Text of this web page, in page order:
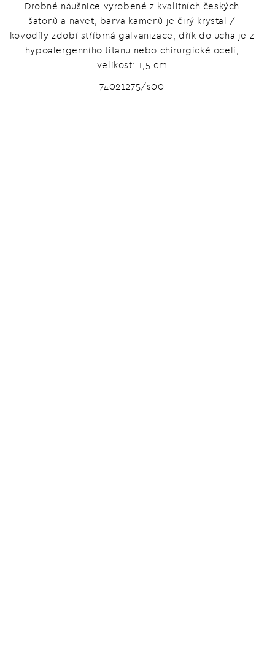
Drobné náušnice vyrobené z kvalitních českých
šatonů a navet, barva kamenů je čirý krystal /
kovodíly zdobí stříbrná galvanizace, dřík do ucha je z
hypoalergenního titanu nebo chirurgické oceli,
velikost: 1,5 cm
74021275/s00